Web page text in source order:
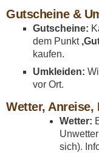
Gutscheine &
Gutscheine:
dem Punkt
kaufen.
Umkleiden:
vor Ort.
Wetter, Anreise,
Wetter:
sich).